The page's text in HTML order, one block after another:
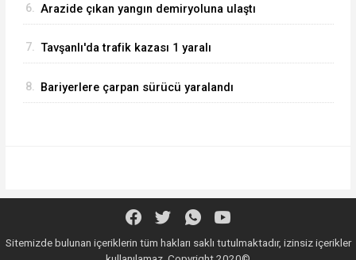
6. Arazide çıkan yangın demiryoluna ulaştı
7. Tavşanlı'da trafik kazası 1 yaralı
8. Bariyerlere çarpan sürücü yaralandı
Sitemizde bulunan içeriklerin tüm hakları saklı tutulmaktadır, izinsiz içerikler